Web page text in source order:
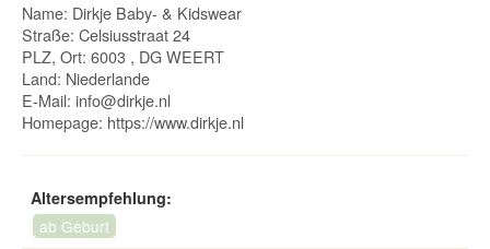
Name: Dirkje Baby- & Kidswear
Straße: Celsiusstraat 24
PLZ, Ort: 6003 , DG WEERT
Land: Niederlande
E-Mail: info@dirkje.nl
Homepage: https://www.dirkje.nl
Altersempfehlung:
ab Geburt